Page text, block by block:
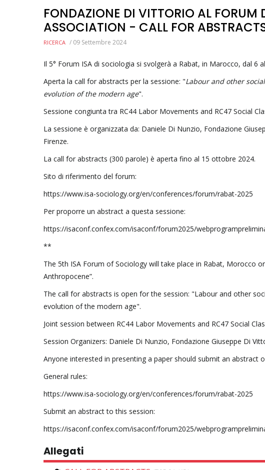
FONDAZIONE DI VITTORIO AL
ASSOCIATION - CALL FOR
RICERCA / 09 Settembre 2024
Il 5° Forum ISA di sociologia si svolgerà a Rabat, in Marocco, dal 6
Aperta la call for abstracts per la sessione: "Labour and other
evolution of the modern age".
Sessione congiunta tra RC44 Labor Movements and RC47 Social
La sessione è organizzata da: Daniele Di Nunzio, Fondazione
Firenze.
La call for abstracts (300 parole) è aperta fino al 15 ottobre 2024.
Sito di riferimento del forum:
https://www.isa-sociology.org/en/conferences/forum/rabat-2025
Per proporre un abstract a questa sessione:
https://isaconf.confex.com/isaconf/forum2025/
**
The 5th ISA Forum of Sociology will take place in Rabat, Morocco
Anthropocene”.
The call for abstracts is open for the session: "Labour and other
evolution of the modern age".
Joint session between RC44 Labor Movements and RC47 Social
Session Organizers: Daniele Di Nunzio, Fondazione Giuseppe Di
Anyone interested in presenting a paper should submit an abstract
General rules:
https://www.isa-sociology.org/en/conferences/forum/rabat-2025
Submit an abstract to this session:
https://isaconf.confex.com/isaconf/forum2025/
Allegati